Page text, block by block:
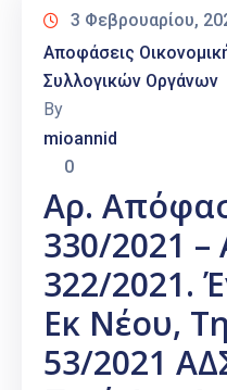
3 Φεβρουαρίου,
Αποφάσεις
Συλλογικών Οργάνων
By
mioannid
0
Αρ.
330/2021
322/2021.
Εκ Νέου,
53/2021